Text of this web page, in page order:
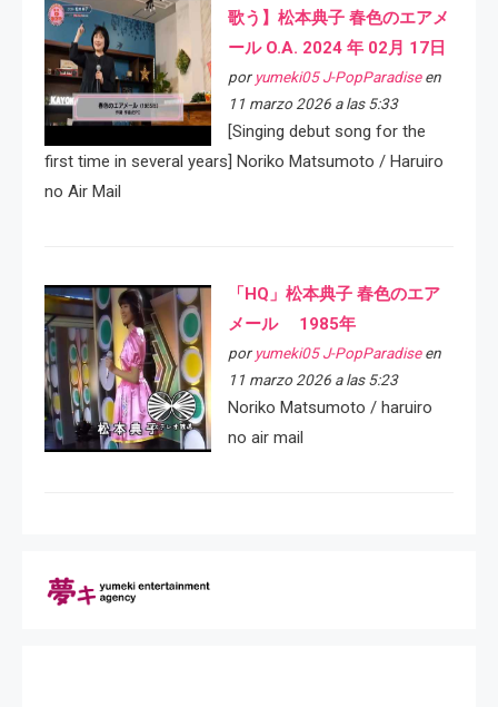
歌う】松本典子 春色のエアメ
ール O.A. 2024 年 02月 17日
por yumeki05 J-PopParadiseen
11 marzo 2026 a las 5:33
[Singing debut song for the
first time in several years] Noriko Matsumoto / Haruiro
no Air Mail
「HQ」松本典子 春色のエア
メール 1985年
por yumeki05 J-PopParadiseen
11 marzo 2026 a las 5:23
Noriko Matsumoto / haruiro
no air mail